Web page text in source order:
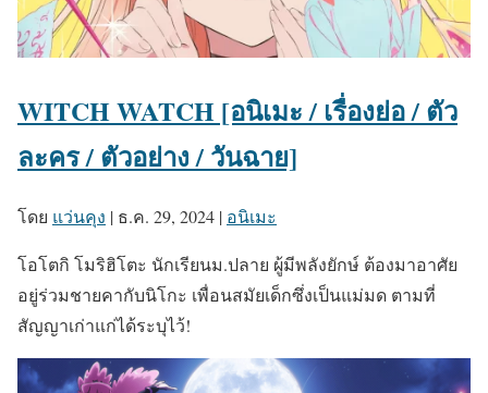
WITCH WATCH [อนิเมะ / เรื่องย่อ / ตัว
ละคร / ตัวอย่าง / วันฉาย]
โดย แว่นคุง | ธ.ค. 29, 2024 | อนิเมะ
โอโตกิ โมริฮิโตะ นักเรียนม.ปลาย ผู้มีพลังยักษ์ ต้องมาอาศัย
อยู่ร่วมชายคากับนิโกะ เพื่อนสมัยเด็กซึ่งเป็นแม่มด ตามที่
สัญญาเก่าแก่ได้ระบุไว้!